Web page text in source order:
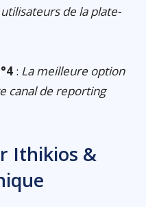
de la plate-
: La meilleure option
canal de reporting
Ithikios &